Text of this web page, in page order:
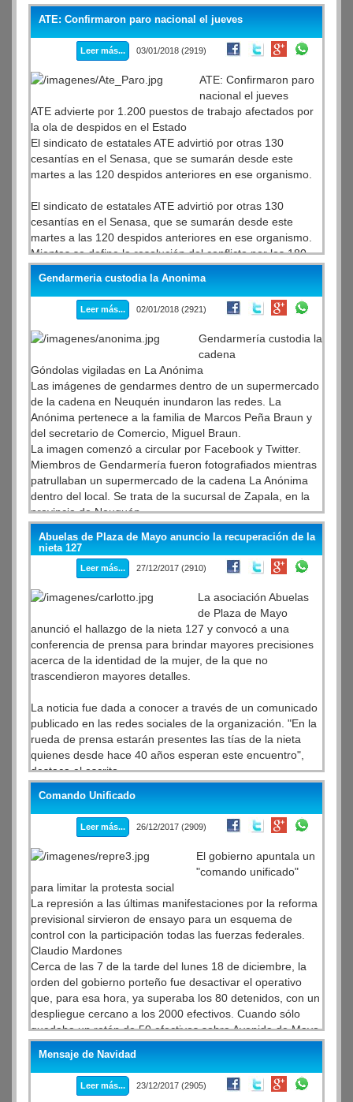
falta de suministro llegaron a ser 349.219 el día de ayer.
Esta mañana, aún continúan sin luz 48.383 hogares y la
térmica, a las 10 de la mañana, ya superaba los 35
Según los datos provistos por el ENRE, esta mañana
continúan sin luz más de 48.000 usuarios. De los hogares
afectados por los cortes 38.018 corresponden a la
empresa distribuidora Edesur y 10.365 a Edenor.
ATE: Confirmaron paro nacional el jueves
Leer más... 03/01/2018 (2919)
ATE: Confirmaron paro
nacional el jueves
ATE advierte por 1.200 puestos de trabajo afectados por
la ola de despidos en el Estado
El sindicato de estatales ATE advirtió por otras 130
cesantías en el Senasa, que se sumarán desde este
martes a las 120 despidos anteriores en ese organismo.
El sindicato de estatales ATE advirtió por otras 130
cesantías en el Senasa, que se sumarán desde este
martes a las 120 despidos anteriores en ese organismo.
Mientas se define la resolución del conflicto por los 180
despidos anunciados de la Televisión Digital Abierta
(TDA), el sindicato de estatales ATE advirtió por otras 130
cesantías en el Senasa, lo que elevó el número de
empleados afectados a más de 1.200.
Gendarmeria custodia la Anonima
Leer más... 02/01/2018 (2921)
Gendarmería custodia la
cadena
Góndolas vigiladas en La Anónima
Las imágenes de gendarmes dentro de un supermercado
de la cadena en Neuquén inundaron las redes. La
Anónima pertenece a la familia de Marcos Peña Braun y
del secretario de Comercio, Miguel Braun.
La imagen comenzó a circular por Facebook y Twitter.
Miembros de Gendarmería fueron fotografiados mientras
patrullaban un supermercado de la cadena La Anónima
dentro del local. Se trata de la sucursal de Zapala, en la
provincia de Neuquén.
Abuelas de Plaza de Mayo anuncio la recuperación de la
nieta 127
Leer más... 27/12/2017 (2910)
La asociación Abuelas
de Plaza de Mayo
anunció el hallazgo de la nieta 127 y convocó a una
conferencia de prensa para brindar mayores precisiones
acerca de la identidad de la mujer, de la que no
trascendieron mayores detalles.
La noticia fue dada a conocer a través de un comunicado
publicado en las redes sociales de la organización. "En la
rueda de prensa estarán presentes las tías de la nieta
quienes desde hace 40 años esperan este encuentro",
destaca el escrito.
Comando Unificado
Leer más... 26/12/2017 (2909)
El gobierno apuntala un
"comando unificado"
para limitar la protesta social
La represión a las últimas manifestaciones por la reforma
previsional sirvieron de ensayo para un esquema de
control con la participación todas las fuerzas federales.
Claudio Mardones
Cerca de las 7 de la tarde del lunes 18 de diciembre, la
orden del gobierno porteño fue desactivar el operativo
que, para esa hora, ya superaba los 80 detenidos, con un
despliegue cercano a los 2000 efectivos. Cuando sólo
quedaba un retén de 50 efectivos sobre Avenida de Mayo
y 9 de Julio, un grupo cercano a los cien policías, vestidos
de civil, pero con pecheras celestes, comenzó a
replegarse.
Mensaje de Navidad
Leer más... 23/12/2017 (2905)